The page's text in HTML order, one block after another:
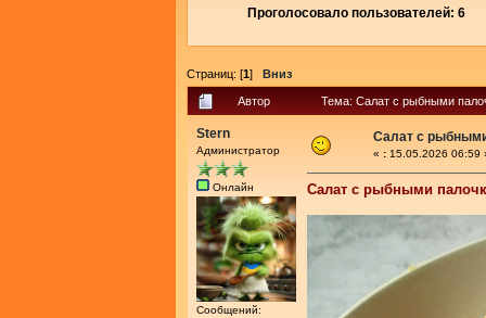
Проголосовало пользователей: 6
Страниц: [1] Вниз
Автор Тема: Салат с рыбными
Stern
Администратор
Онлайн
Сообщений:
Салат с
« : 15.05.2026 06:59
Салат с рыбными